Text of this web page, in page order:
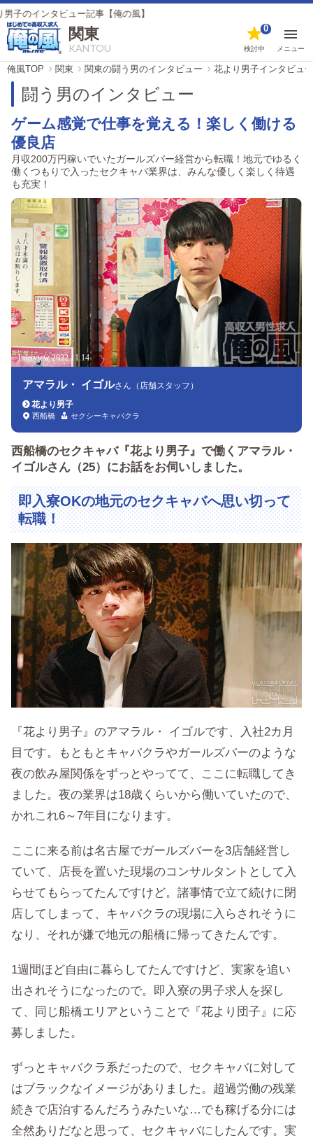
ビュー記事【俺の風】
関東
KANTOU 検討中
0
メニュー
俺風TOP 関東 関東の闘う男のインタビュー 花より男子インタビュ
闘う男のインタビュー
ゲーム感覚で仕事を覚える！楽しく働ける
優良店
月収200万円稼いでいたガールズバー経営から転職！地元でゆるく
働くつもりで入ったセクキャバ業界は、みんな優しく楽しく待遇
も充実！
アマラル・ イゴルさん（店舗スタッフ）
花より男子
西船橋 セクシーキャバクラ
Interview 2022.11.14
西船橋のセクキャバ『花より男子』で働くアマラル・
イゴルさん（25）にお話をお伺いしました。
即入寮OKの地元のセクキャバへ思い切って
転職！
『花より男子』のアマラル・ イゴルです、入社2カ月
目です。もともとキャバクラやガールズバーのような
夜の飲み屋関係をずっとやってて、ここに転職してき
ました。夜の業界は18歳くらいから働いていたので、
かれこれ6～7年目になります。
ここに来る前は名古屋でガールズバーを3店舗経営し
ていて、店長を置いた現場のコンサルタントとして入
らせてもらってたんですけど。諸事情で立て続けに閉
店してしまって、キャバクラの現場に入らされそうに
なり、それが嫌で地元の船橋に帰ってきたんです。
1週間ほど自由に暮らしてたんですけど、実家を追い
出されそうになったので。即入寮の男子求人を探し
て、同じ船橋エリアということで『花より団子』に応
募しました。
ずっとキャバクラ系だったので、セクキャバに対して
はブラックなイメージがありました。超過労働の残業
続きで店泊するんだろうみたいな…でも稼げる分には
全然ありだなと思って、セクキャバにしたんです。実